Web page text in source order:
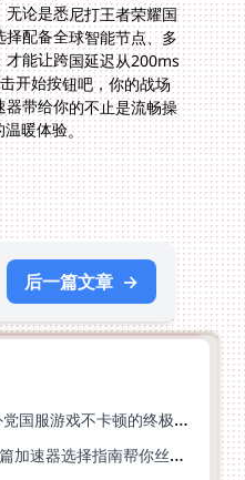
温暖体验。
后一篇文章 →
在英国打一梦江湖卡吗？海外党国服游戏不卡顿的终极解法
海外党打枪神纪卡成PPT？这篇加速器选择指南帮你丝滑上分